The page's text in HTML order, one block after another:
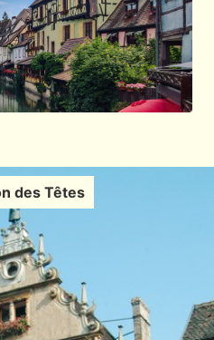
des Têtes